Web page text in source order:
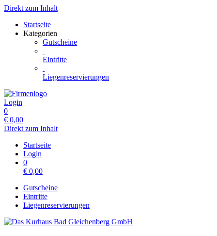
Direkt zum Inhalt
Startseite
Kategorien
Gutscheine
Eintritte
Liegenreservierungen
Login
0
€ 0,00
Direkt zum Inhalt
Startseite
Login
0
€ 0,00
Gutscheine
Eintritte
Liegenreservierungen